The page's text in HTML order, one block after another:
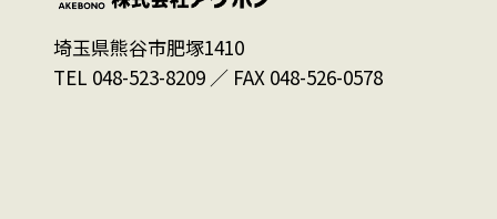
埼玉県熊谷市肥塚1410
TEL 048-523-8209 ／ FAX 048-526-0578